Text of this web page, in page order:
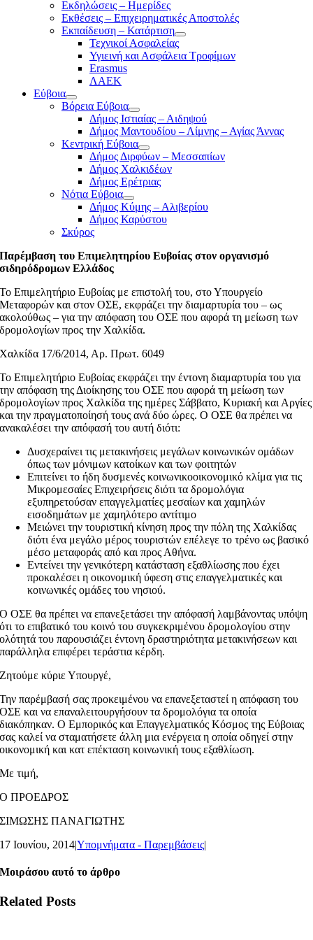
Εκδηλώσεις – Ημερίδες
Εκθέσεις – Επιχειρηματικές Αποστολές
Εκπαίδευση – Κατάρτιση
Τεχνικοί Ασφαλείας
Υγιεινή και Ασφάλεια Τροφίμων
Erasmus
ΛΑΕΚ
Εύβοια
Βόρεια Εύβοια
Δήμος Ιστιαίας – Αιδηψού
Δήμος Μαντουδίου – Λίμνης – Αγίας Άννας
Κεντρική Εύβοια
Δήμος Διρφύων – Μεσσαπίων
Δήμος Χαλκιδέων
Δήμος Ερέτριας
Νότια Εύβοια
Δήμος Κύμης – Αλιβερίου
Δήμος Καρύστου
Σκύρος
Παρέμβαση του Επιμελητηρίου Ευβοίας στον οργανισμό
σιδηρόδρομων Ελλάδος
Το Επιμελητήριο Ευβοίας με επιστολή του, στο Υπουργείο
Μεταφορών και στον ΟΣΕ, εκφράζει την διαμαρτυρία του – ως
ακολούθως – για την απόφαση του ΟΣΕ που αφορά τη μείωση των
δρομολογίων προς την Χαλκίδα.
Χαλκίδα 17/6/2014, Αρ. Πρωτ. 6049
Το Επιμελητήριο Ευβοίας εκφράζει την έντονη διαμαρτυρία του για
την απόφαση της Διοίκησης του ΟΣΕ που αφορά τη μείωση των
δρομολογίων προς Χαλκίδα της ημέρες Σάββατο, Κυριακή και Αργίες
και την πραγματοποίησή τους ανά δύο ώρες. Ο ΟΣΕ θα πρέπει να
ανακαλέσει την απόφασή του αυτή διότι:
Δυσχεραίνει τις μετακινήσεις μεγάλων κοινωνικών ομάδων
όπως των μόνιμων κατοίκων και των φοιτητών
Επιτείνει το ήδη δυσμενές κοινωνικοοικονομικό κλίμα για τις
Μικρομεσαίες Επιχειρήσεις διότι τα δρομολόγια
εξυπηρετούσαν επαγγελματίες μεσαίων και χαμηλών
εισοδημάτων με χαμηλότερο αντίτιμο
Μειώνει την τουριστική κίνηση προς την πόλη της Χαλκίδας
διότι ένα μεγάλο μέρος τουριστών επέλεγε το τρένο ως βασικό
μέσο μεταφοράς από και προς Αθήνα.
Εντείνει την γενικότερη κατάσταση εξαθλίωσης που έχει
προκαλέσει η οικονομική ύφεση στις επαγγελματικές και
κοινωνικές ομάδες του νησιού.
Ο ΟΣΕ θα πρέπει να επανεξετάσει την απόφασή λαμβάνοντας υπόψη
ότι το επιβατικό του κοινό του συγκεκριμένου δρομολογίου στην
ολότητά του παρουσιάζει έντονη δραστηριότητα μετακινήσεων και
παράλληλα επιφέρει τεράστια κέρδη.
Ζητούμε κύριε Υπουργέ,
Την παρέμβασή σας προκειμένου να επανεξεταστεί η απόφαση του
ΟΣΕ και να επαναλειτουργήσουν τα δρομολόγια τα οποία
διακόπηκαν. Ο Εμπορικός και Επαγγελματικός Κόσμος της Εύβοιας
σας καλεί να σταματήσετε άλλη μια ενέργεια η οποία οδηγεί στην
οικονομική και κατ επέκταση κοινωνική τους εξαθλίωση.
Με τιμή,
Ο ΠΡΟΕΔΡΟΣ
ΣΙΜΩΣΗΣ ΠΑΝΑΓΙΩΤΗΣ
17 Ιουνίου, 2014|Υπομνήματα - Παρεμβάσεις|
Μοιράσου αυτό το άρθρο
Related Posts